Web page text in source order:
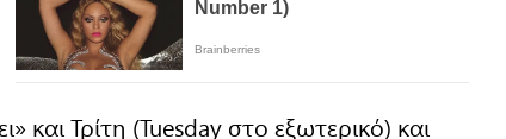
και Τρίτη (Tuesday στο εξωτερικό) και